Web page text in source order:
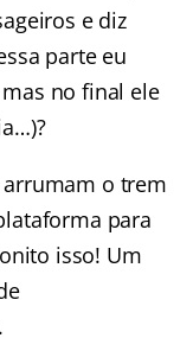
e diz
parte eu
no final ele
o trem
para
isso! Um